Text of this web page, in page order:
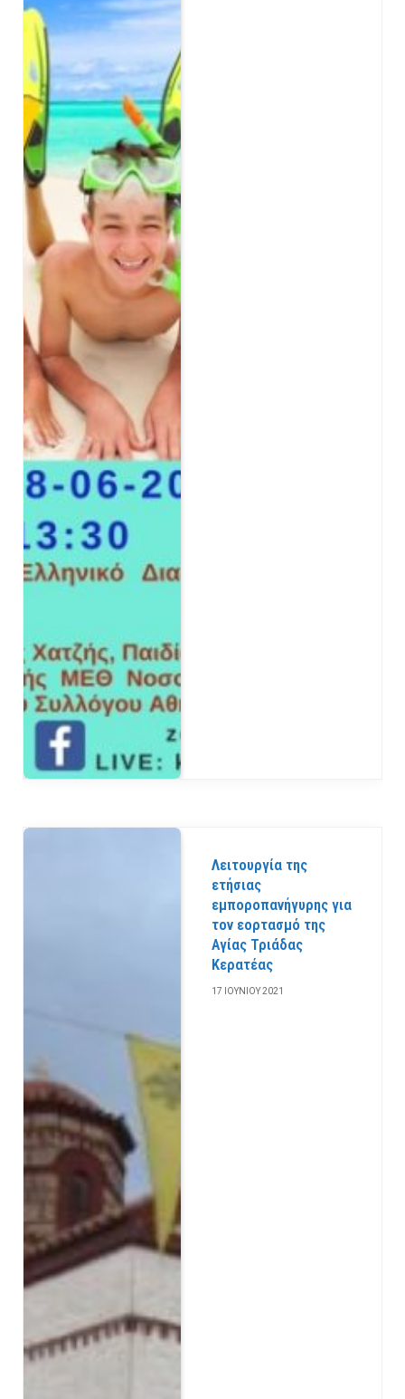
Λειτουργία της
ετήσιας
εμποροπανήγυρης για
τον εορτασμό της
Αγίας Τριάδας
Κερατέας
17 ΙΟΥΝΊΟΥ 2021